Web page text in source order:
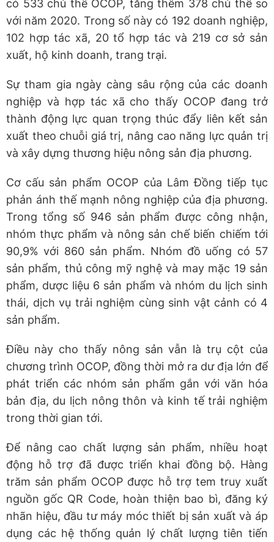
có 533 chủ thể OCOP, tăng thêm 378 chủ thể so
với năm 2020. Trong số này có 192 doanh nghiệp,
102 hợp tác xã, 20 tổ hợp tác và 219 cơ sở sản
xuất, hộ kinh doanh, trang trại.
Sự tham gia ngày càng sâu rộng của các doanh
nghiệp và hợp tác xã cho thấy OCOP đang trở
thành động lực quan trọng thúc đẩy liên kết sản
xuất theo chuỗi giá trị, nâng cao năng lực quản trị
và xây dựng thương hiệu nông sản địa phương.
Cơ cấu sản phẩm OCOP của Lâm Đồng tiếp tục
phản ánh thế mạnh nông nghiệp của địa phương.
Trong tổng số 946 sản phẩm được công nhận,
nhóm thực phẩm và nông sản chế biến chiếm tới
90,9% với 860 sản phẩm. Nhóm đồ uống có 57
sản phẩm, thủ công mỹ nghệ và may mặc 19 sản
phẩm, dược liệu 6 sản phẩm và nhóm du lịch sinh
thái, dịch vụ trải nghiệm cùng sinh vật cảnh có 4
sản phẩm.
Điều này cho thấy nông sản vẫn là trụ cột của
chương trình OCOP, đồng thời mở ra dư địa lớn để
phát triển các nhóm sản phẩm gắn với văn hóa
bản địa, du lịch nông thôn và kinh tế trải nghiệm
trong thời gian tới.
Để nâng cao chất lượng sản phẩm, nhiều hoạt
động hỗ trợ đã được triển khai đồng bộ. Hàng
trăm sản phẩm OCOP được hỗ trợ tem truy xuất
nguồn gốc QR Code, hoàn thiện bao bì, đăng ký
nhãn hiệu, đầu tư máy móc thiết bị sản xuất và áp
dụng các hệ thống quản lý chất lượng tiên tiến